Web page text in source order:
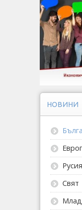
НОВИНИ
Русия
Свят